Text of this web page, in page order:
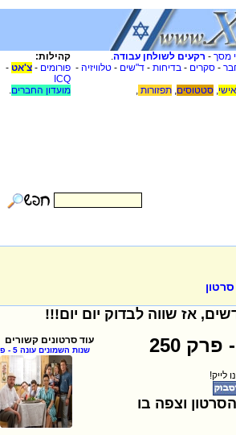
מסך - רקעים לשולחן עבודה.
- סקרים - בדיחות - ד"שים - טלוויזיה -
, סטטוסים, תפזורות ,
קהילות:
פורומים - צ'אט -
ICQ
מועדון החברים.
250
לייק!
וצפה בו
עוד סרטונים קשורים
שנות השמונים עונה 5 - פרק 9